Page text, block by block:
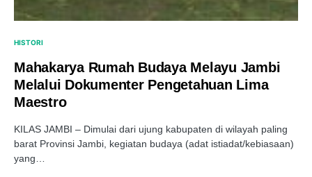
HISTORI
Mahakarya Rumah Budaya Melayu Jambi
Melalui Dokumenter Pengetahuan Lima
Maestro
KILAS JAMBI – Dimulai dari ujung kabupaten di wilayah paling
barat Provinsi Jambi, kegiatan budaya (adat istiadat/kebiasaan)
yang…